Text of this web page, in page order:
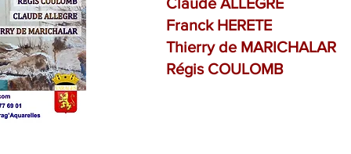
Franck HERETE
Thierry de MARICHALAR
Régis COULOMB